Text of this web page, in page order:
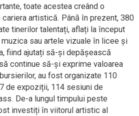
toate acestea creând o
artistică. Până în prezent, 380
tinerilor talentați, aflați la început
sau artele vizuale în licee și
fiind ajutați să-și depășească
continue să-și exprime valoarea
au fost organizate 110
de expoziții, 114 sesiuni de
De-a lungul timpului peste
investiți în viitorul artistic al